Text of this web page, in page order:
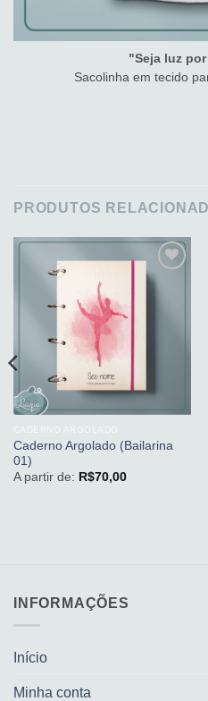
"Seja luz
Sacolinha em tecido
PRODUTOS
Adicionar
Caderno Argolado (Bailarina
01)
A partir de: R$70,00
INFORMAÇÕES
Início
Minha conta